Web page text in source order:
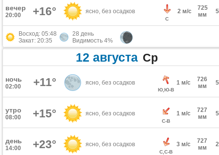
вечер
20:00 +16° ясно, без осадков
С
2 м/с
725
мм
Восход: 05:48
Закат: 20:35
28 день
Видимость 4%
12 августа Ср
ночь
02:00 +11° ясно, без осадков
Ю,Ю-В
1 м/с
726
мм
утро
08:00 +15° ясно, без осадков
С-В
1 м/с
727
мм
день
14:00 +23° ясно, без осадков
С,С-В
3 м/с
727
мм